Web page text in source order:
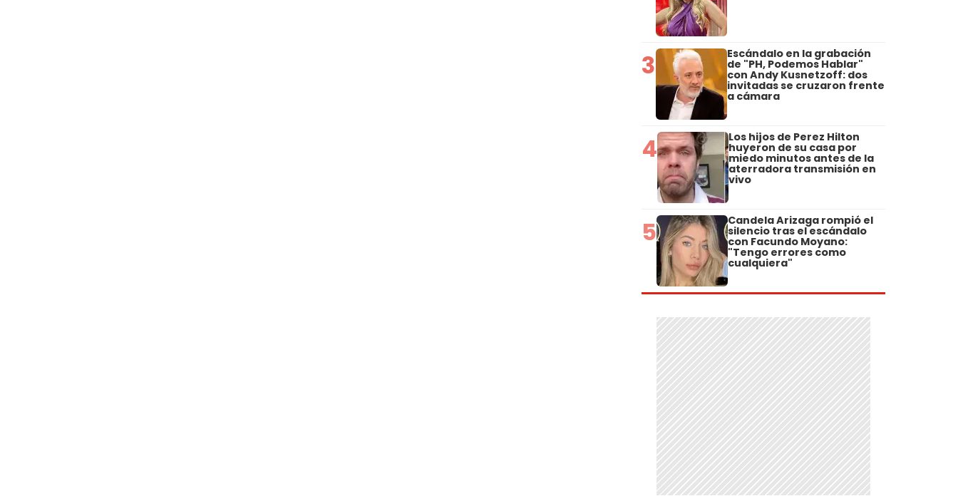
3 Escándalo en la grabación
de "PH, Podemos Hablar"
con Andy Kusnetzoff: dos
invitadas se cruzaron frente
a cámara
4 Los hijos de Perez Hilton
huyeron de su casa por
miedo minutos antes de la
aterradora transmisión en
vivo
5 Candela Arizaga rompió el
silencio tras el escándalo
con Facundo Moyano:
"Tengo errores como
cualquiera"